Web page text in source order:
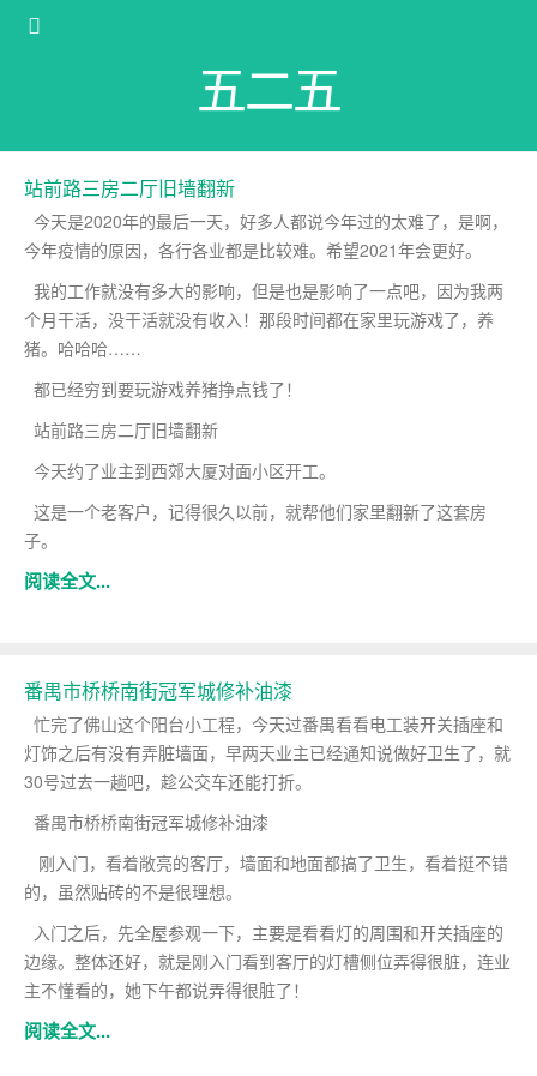
五二五
站前路三房二厅旧墙翻新
今天是2020年的最后一天，好多人都说今年过的太难了，是啊，
今年疫情的原因，各行各业都是比较难。希望2021年会更好。
我的工作就没有多大的影响，但是也是影响了一点吧，因为我两
个月干活，没干活就没有收入！那段时间都在家里玩游戏了，养
猪。哈哈哈……
都已经穷到要玩游戏养猪挣点钱了！
站前路三房二厅旧墙翻新
今天约了业主到西郊大厦对面小区开工。
这是一个老客户，记得很久以前，就帮他们家里翻新了这套房
子。
阅读全文...
番禺市桥桥南街冠军城修补油漆
忙完了佛山这个阳台小工程，今天过番禺看看电工装开关插座和
灯饰之后有没有弄脏墙面，早两天业主已经通知说做好卫生了，就
30号过去一趟吧，趁公交车还能打折。
番禺市桥桥南街冠军城修补油漆
刚入门，看着敞亮的客厅，墙面和地面都搞了卫生，看着挺不错
的，虽然贴砖的不是很理想。
入门之后，先全屋参观一下，主要是看看灯的周围和开关插座的
边缘。整体还好，就是刚入门看到客厅的灯槽侧位弄得很脏，连业
主不懂看的，她下午都说弄得很脏了！
阅读全文...